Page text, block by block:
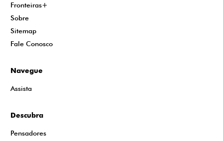
Fronteiras+
Sobre
Sitemap
Fale Conosco
Navegue
Assista
Descubra
Pensadores